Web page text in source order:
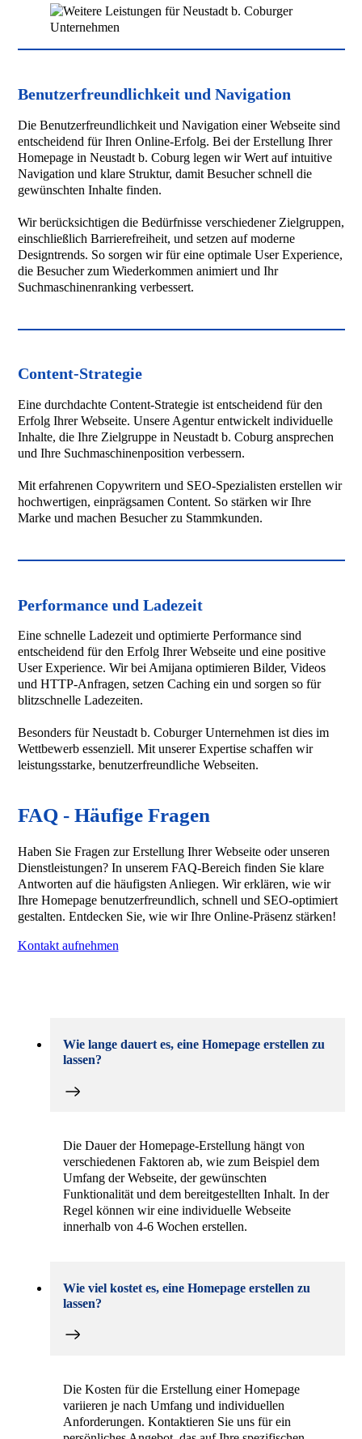
Benutzerfreundlichkeit und Navigation
Die Benutzerfreundlichkeit und Navigation einer Webseite sind
entscheidend für Ihren Online-Erfolg. Bei der Erstellung Ihrer
Homepage in Neustadt b. Coburg legen wir Wert auf intuitive
Navigation und klare Struktur, damit Besucher schnell die
gewünschten Inhalte finden.
Wir berücksichtigen die Bedürfnisse verschiedener Zielgruppen,
einschließlich Barrierefreiheit, und setzen auf moderne
Designtrends. So sorgen wir für eine optimale User Experience,
die Besucher zum Wiederkommen animiert und Ihr
Suchmaschinenranking verbessert.
Content-Strategie
Eine durchdachte Content-Strategie ist entscheidend für den
Erfolg Ihrer Webseite. Unsere Agentur entwickelt individuelle
Inhalte, die Ihre Zielgruppe in Neustadt b. Coburg ansprechen
und Ihre Suchmaschinenposition verbessern.
Mit erfahrenen Copywritern und SEO-Spezialisten erstellen wir
hochwertigen, einprägsamen Content. So stärken wir Ihre
Marke und machen Besucher zu Stammkunden.
Performance und Ladezeit
Eine schnelle Ladezeit und optimierte Performance sind
entscheidend für den Erfolg Ihrer Webseite und eine positive
User Experience. Wir bei Amijana optimieren Bilder, Videos
und HTTP-Anfragen, setzen Caching ein und sorgen so für
blitzschnelle Ladezeiten.
Besonders für Neustadt b. Coburger Unternehmen ist dies im
Wettbewerb essenziell. Mit unserer Expertise schaffen wir
leistungsstarke, benutzerfreundliche Webseiten.
FAQ - Häufige Fragen
Haben Sie Fragen zur Erstellung Ihrer Webseite oder unseren
Dienstleistungen? In unserem FAQ-Bereich finden Sie klare
Antworten auf die häufigsten Anliegen. Wir erklären, wie wir
Ihre Homepage benutzerfreundlich, schnell und SEO-optimiert
gestalten. Entdecken Sie, wie wir Ihre Online-Präsenz stärken!
Kontakt aufnehmen
Wie lange dauert es, eine Homepage erstellen zu
lassen?
Die Dauer der Homepage-Erstellung hängt von
verschiedenen Faktoren ab, wie zum Beispiel dem
Umfang der Webseite, der gewünschten
Funktionalität und dem bereitgestellten Inhalt. In der
Regel können wir eine individuelle Webseite
innerhalb von 4-6 Wochen erstellen.
Wie viel kostet es, eine Homepage erstellen zu
lassen?
Die Kosten für die Erstellung einer Homepage
variieren je nach Umfang und individuellen
Anforderungen. Kontaktieren Sie uns für ein